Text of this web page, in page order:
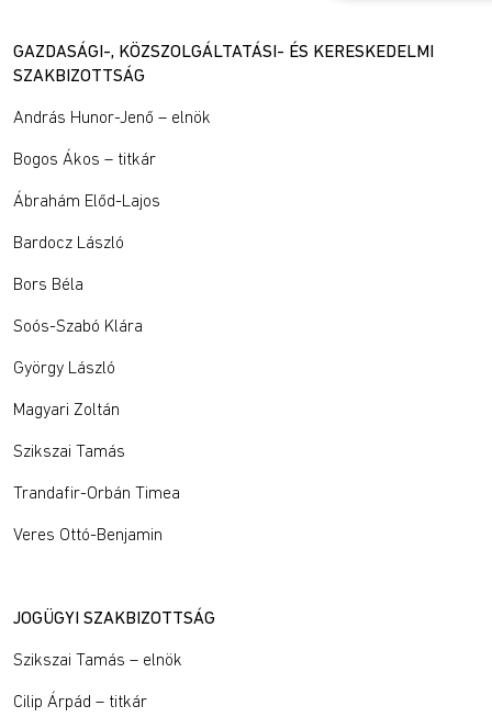
GAZDASÁGI-, KÖZSZOLGÁLTATÁSI- ÉS KERESKEDELMI
SZAKBIZOTTSÁG
András Hunor-Jenő – elnök
Bogos Ákos – titkár
Ábrahám Előd-Lajos
Bardocz László
Bors Béla
Soós-Szabó Klára
György László
Magyari Zoltán
Szikszai Tamás
Trandafir-Orbán Timea
Veres Ottó-Benjamin
JOGÜGYI SZAKBIZOTTSÁG
Szikszai Tamás – elnök
Cilip Árpád – titkár